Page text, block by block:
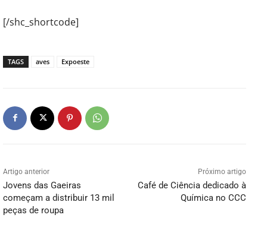
[/shc_shortcode]
TAGS aves Expoeste
Artigo anterior
Jovens das Gaeiras
começam a distribuir 13 mil
peças de roupa
Próximo artigo
Café de Ciência dedicado à
Química no CCC